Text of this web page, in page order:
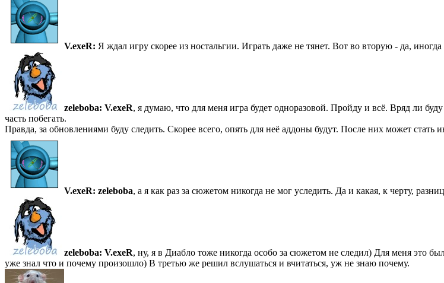
V.exeR: Я ждал игру скорее из ностальгии. Играть даже не тянет. Вот во вторую - да,
zeleboba: V.exeR, я думаю, что для меня игра будет одноразовой. Пройду и всё. Вряд ли
часть побегать.
Правда, за обновлениями буду следить. Скорее всего, опять для неё аддоны будут. После них может стать
V.exeR: zeleboba, а я как раз за сюжетом никогда не мог уследить. Да и какая, к черту,
zeleboba: V.exeR, ну, я в Диабло тоже никогда особо за сюжетом не следил) Для меня это
уже знал что и почему произошло) В третью же решил вслушаться и вчитаться, уж не знаю почему.